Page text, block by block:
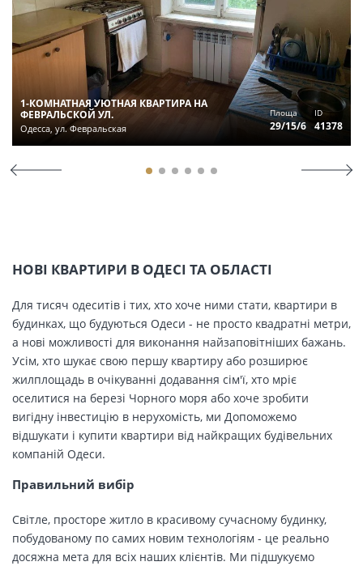
1-КОМНАТНАЯ УЮТНАЯ КВАРТИРА НА
ФЕВРАЛЬСКОЙ УЛ.
Одесса, ул. Февральская
Площа
29/15/6
ID
41378
НОВІ КВАРТИРИ В ОДЕСІ ТА ОБЛАСТІ
Для тисяч одеситів і тих, хто хоче ними стати, квартири в
будинках, що будуються Одеси - не просто квадратні метри,
а нові можливості для виконання найзаповітніших бажань.
Усім, хто шукає свою першу квартиру або розширює
жилплощадь в очікуванні додавання сім'ї, хто мріє
оселитися на березі Чорного моря або хоче зробити
вигідну інвестицію в нерухомість, ми Допоможемо
відшукати і купити квартири від найкращих будівельних
компаній Одеси.
Правильний вибір
Світле, просторе житло в красивому сучасному будинку,
побудованому по самих новим технологіям - це реально
досяжна мета для всіх наших клієнтів. Ми підшукуємо